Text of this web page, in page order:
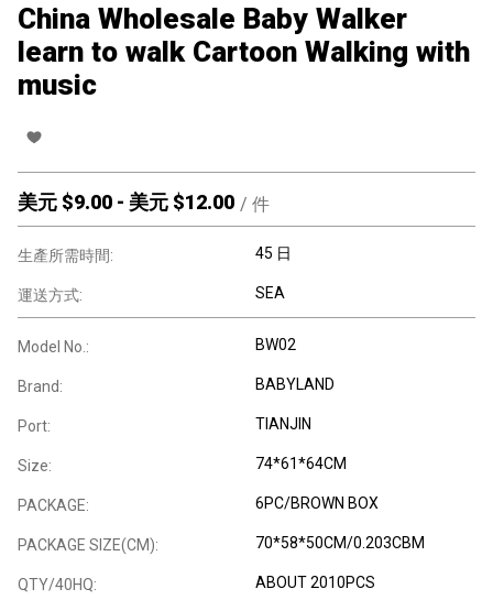
China Wholesale Baby Walker
learn to walk Cartoon Walking with
music
美元 $9.00 - 美元 $12.00 / 件
生產所需時間: 45 日
運送方式: SEA
Model No.: BW02
Brand: BABYLAND
Port: TIANJIN
Size: 74*61*64CM
PACKAGE: 6PC/BROWN BOX
PACKAGE SIZE(CM): 70*58*50CM/0.203CBM
QTY/40HQ: ABOUT 2010PCS